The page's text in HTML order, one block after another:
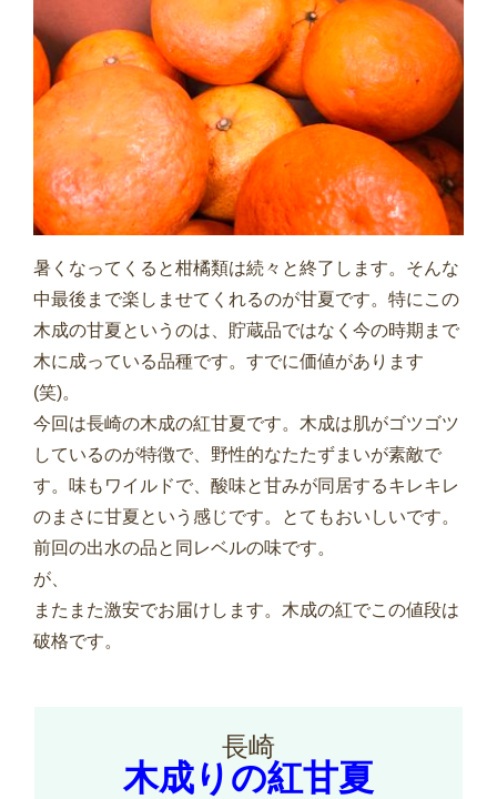
暑くなってくると柑橘類は続々と終了します。そんな
中最後まで楽しませてくれるのが甘夏です。特にこの
木成の甘夏というのは、貯蔵品ではなく今の時期まで
木に成っている品種です。すでに価値があります
(笑)。
今回は長崎の木成の紅甘夏です。木成は肌がゴツゴツ
しているのが特徴で、野性的なたたずまいが素敵で
す。味もワイルドで、酸味と甘みが同居するキレキレ
のまさに甘夏という感じです。とてもおいしいです。
前回の出水の品と同レベルの味です。
が、
またまた激安でお届けします。木成の紅でこの値段は
破格です。
長崎
木成りの紅甘夏